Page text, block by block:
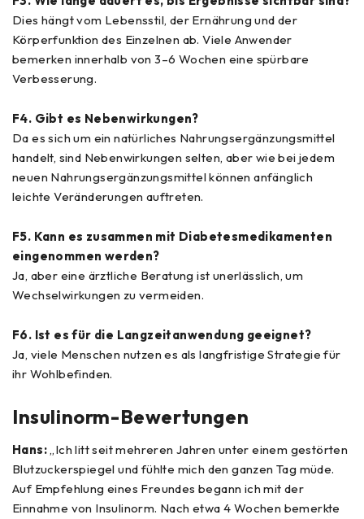
Dies hängt vom Lebensstil, der Ernährung und der
Körperfunktion des Einzelnen ab. Viele Anwender
bemerken innerhalb von 3–6 Wochen eine spürbare
Verbesserung.
F4. Gibt es Nebenwirkungen?
Da es sich um ein natürliches Nahrungsergänzungsmittel
handelt, sind Nebenwirkungen selten, aber wie bei jedem
neuen Nahrungsergänzungsmittel können anfänglich
leichte Veränderungen auftreten.
F5. Kann es zusammen mit Diabetesmedikamenten
eingenommen werden?
Ja, aber eine ärztliche Beratung ist unerlässlich, um
Wechselwirkungen zu vermeiden.
F6. Ist es für die Langzeitanwendung geeignet?
Ja, viele Menschen nutzen es als langfristige Strategie für
ihr Wohlbefinden.
Insulinorm-Bewertungen
Hans:„Ich litt seit mehreren Jahren unter einem gestörten
Blutzuckerspiegel und fühlte mich den ganzen Tag müde.
Auf Empfehlung eines Freundes begann ich mit der
Einnahme von Insulinorm. Nach etwa 4 Wochen bemerkte